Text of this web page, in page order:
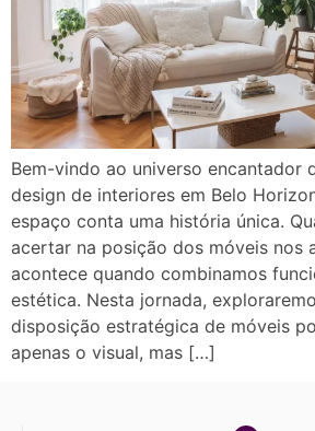
Bem-vindo ao universo encantador
design de interiores em Belo
espaço conta uma história única.
acertar na posição dos móveis nos
acontece quando combinamos
estética. Nesta jornada,
disposição estratégica de móveis
apenas o visual, mas […]